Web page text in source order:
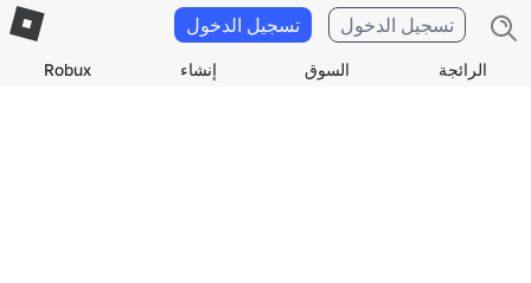
الرائجة السوق إنشاء Robux
تسجيل الدخول تسجيل الدخول